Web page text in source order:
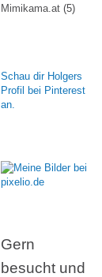
Mimikama.at (5)
Schau dir Holgers
Profil bei Pinterest
an.
Gern
besucht und